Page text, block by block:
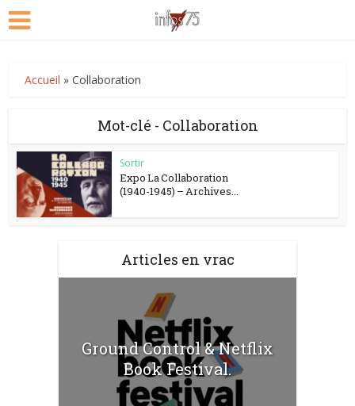
Accueil »Collaboration
Mot-clé - Collaboration
Sortir
Expo La Collaboration
(1940-1945) – Archives...
Articles en vrac
Ground Control & Netflix
Book Festival.